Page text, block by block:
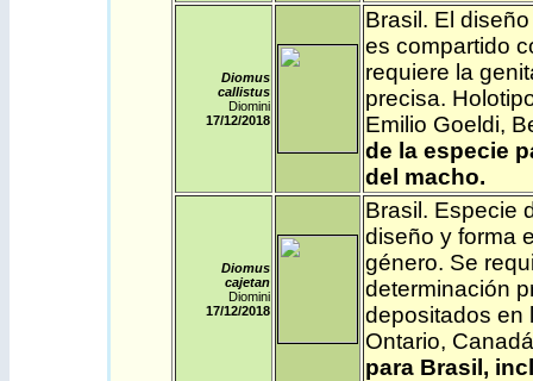
Diomus
callistus
Diomini
17/12/2018
Brasil . El
es compartido
requiere la
precisa.
Emilio Goeldi,
de la especie
del macho.
Diomus
cajetan
Diomini
17/12/2018
Brasil . Especie
diseño y forma
género. Se
determinación
depositados en
Ontario,
para Brasil,